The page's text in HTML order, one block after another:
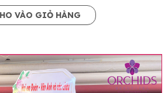
VÀO GIỎ HÀNG